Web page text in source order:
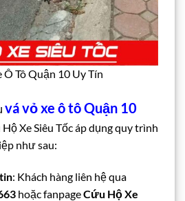
Ô Tô Quận 10 Uy Tín
vá vỏ xe ô tô Quận 10
Xe Siêu Tốc áp dụng quy trình
như sau:
: Khách hàng liên hệ qua
hoặc fanpageCứu Hộ Xe